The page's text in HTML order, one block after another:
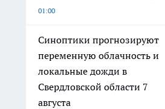
01:00
Синоптики прогнозируют
переменную облачность и
локальные дожди в
Свердловской области 7
августа